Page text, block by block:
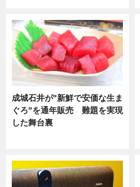
成城石井が"新鮮で安価な生ま
ぐろ"を通年販売 難題を実現
した舞台裏